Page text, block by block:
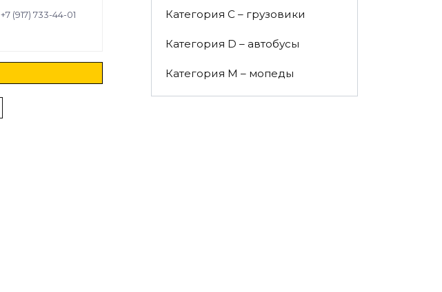
+7 (917) 733-44-01 Категория C – грузовики
Категория D – автобусы
Категория M – мопеды